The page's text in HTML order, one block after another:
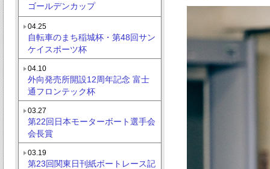
ゴールデンカップ
04.25
自転車のまち稲城杯・第48回サン
ケイスポーツ杯
04.10
外向発売所開設12周年記念 富士
通フロンテック杯
03.27
第22回日本モーターボート選手会
会長賞
03.19
第23回関東日刊紙ボートレース記